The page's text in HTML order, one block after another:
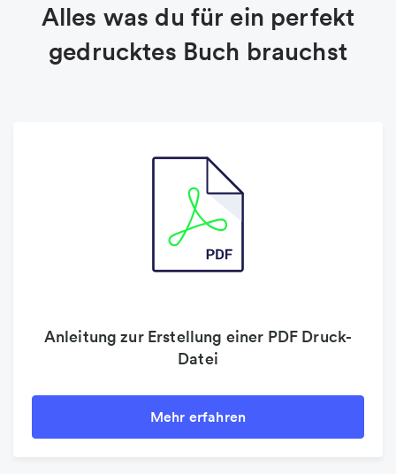
Alles was du für ein perfekt
gedrucktes Buch brauchst
Anleitung zur Erstellung einer PDF Druck-
Datei
Mehr erfahren